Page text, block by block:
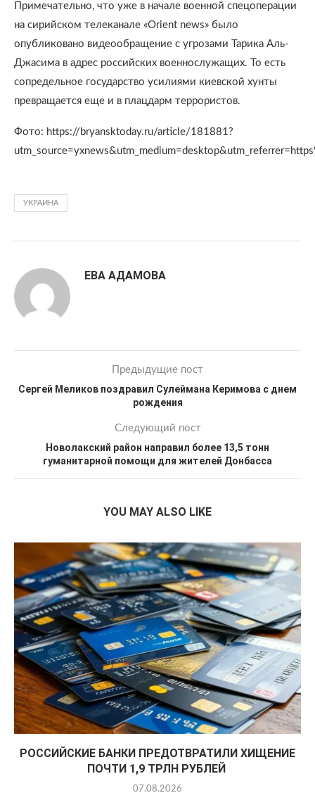
Примечательно, что уже в начале военной спецоперации
на сирийском телеканале «Orient news» было
опубликовано видеообращение с угрозами Тарика Аль-
Джасима в адрес российских военнослужащих. То есть
сопредельное государство усилиями киевской хунты
превращается еще и в плацдарм террористов.
Фото: https://bryansktoday.ru/article/181881?
УКРАИНА
ЕВА АДАМОВА
Предыдущие пост
Сергей Меликов поздравил Сулеймана Керимова с днем
рождения
Следующий пост
Новолакский район направил более 13,5 тонн
гуманитарной помощи для жителей Донбасса
YOU MAY ALSO LIKE
РОССИЙСКИЕ БАНКИ ПРЕДОТВРАТИЛИ ХИЩЕНИЕ
ПОЧТИ 1,9 ТРЛН РУБЛЕЙ
07.08.2026